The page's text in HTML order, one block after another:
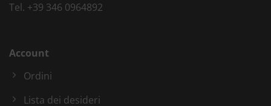
Tel. +39 346 0964892
Account
Ordini
Lista dei desideri